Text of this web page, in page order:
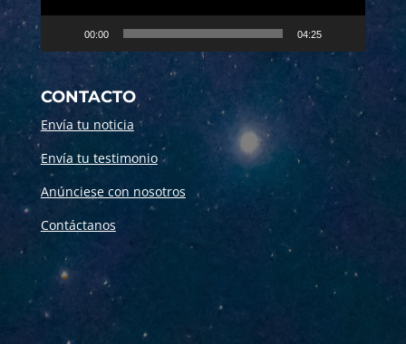
00:00 04:25
CONTACTO
Envía tu noticia
Envía tu testimonio
Anúnciese con nosotros
Contáctanos